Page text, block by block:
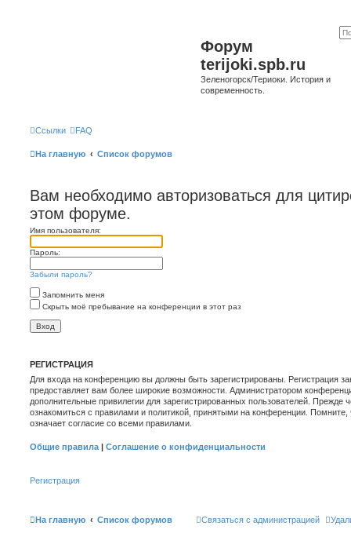
Форум
terijoki.spb.ru
Зеленогорск/Териоки. История и
современность.
Ссылки FAQ
На главную Список форумов
Вам необходимо авторизоваться для
этом форуме.
Имя пользователя:
Пароль:
Забыли пароль?
Запомнить меня
Скрыть моё пребывание на конференции в этот раз
РЕГИСТРАЦИЯ
Для входа на конференцию вы должны быть зарегистрированы. Регистрация
предоставляет вам более широкие возможности. Администратором
дополнительные привилегии для зарегистрированных пользователей. Прежде
ознакомиться с правилами и политикой, принятыми на конференции.
означает согласие со всеми правилами.
Общие правила | Соглашение о конфиденциальности
Регистрация
На главную Список форумов Связаться с администрацией